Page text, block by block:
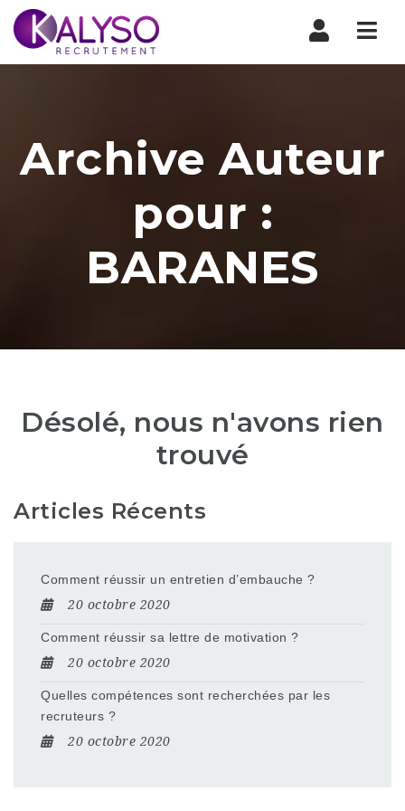
Archive Auteur
pour :
BARANES
Désolé, nous n'avons rien
trouvé
Articles Récents
Comment réussir un entretien d’embauche ?
20 octobre 2020
Comment réussir sa lettre de motivation ?
20 octobre 2020
Quelles compétences sont recherchées par les
recruteurs ?
20 octobre 2020